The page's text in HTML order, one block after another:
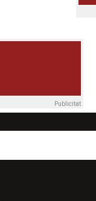
Publicitat